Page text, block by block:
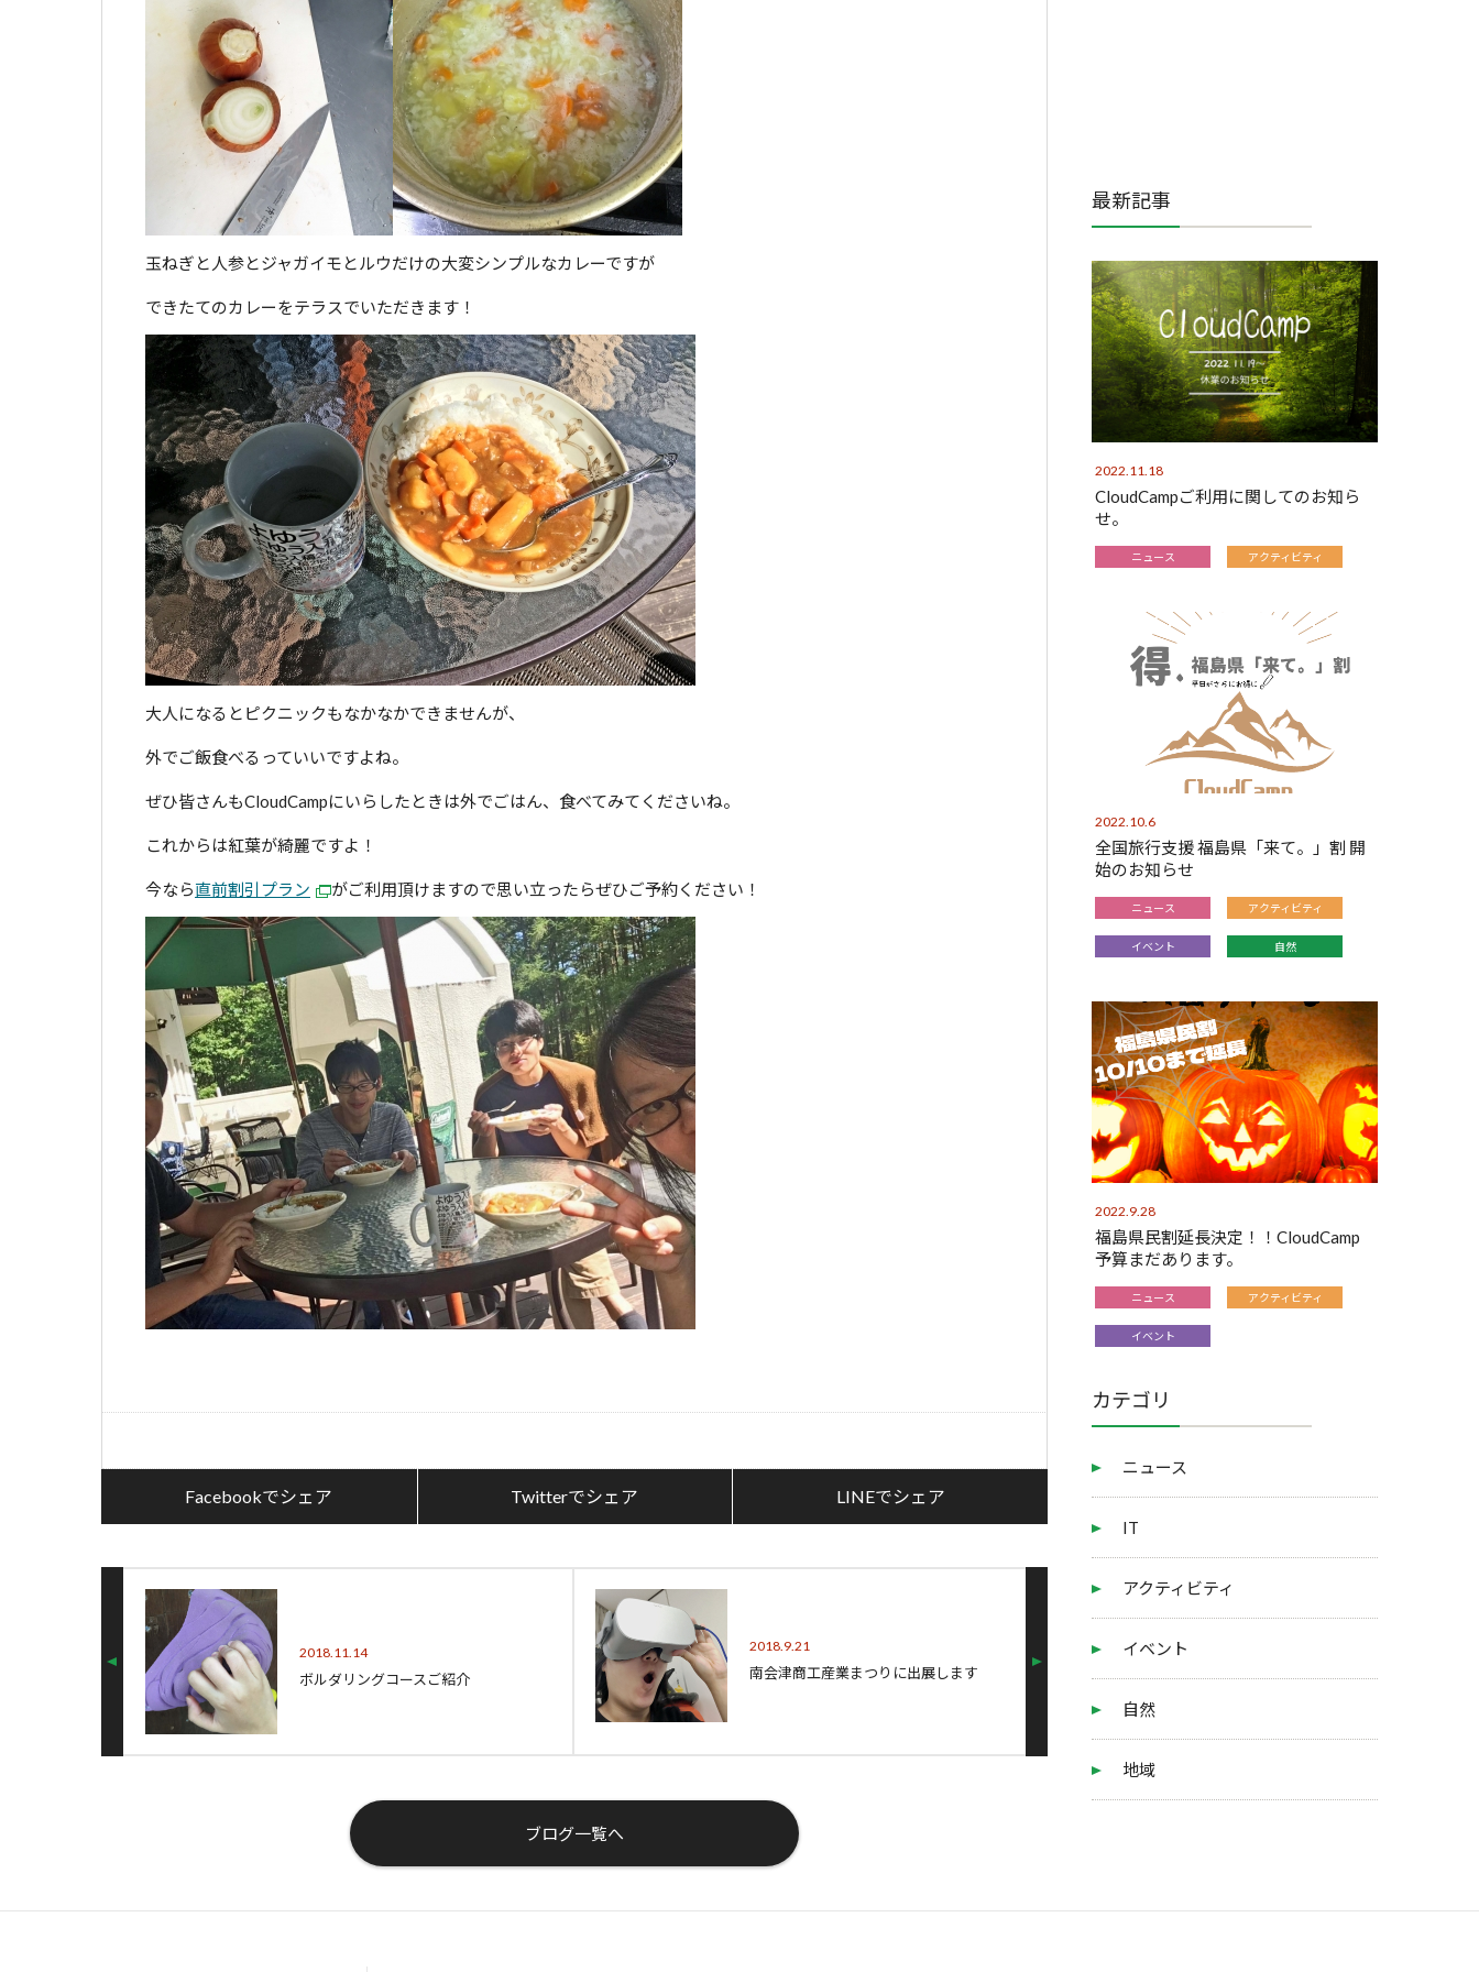
玉ねぎと人参とジャガイモとルウだけの大変シンプルなカレーですが
できたてのカレーをテラスでいただきます！
大人になるとピクニックもなかなかできませんが、
外でご飯食べるっていいですよね。
ぜひ皆さんもCloudCampにいらしたときは外でごはん、食べてみてくださいね。
これからは紅葉が綺麗ですよ！
今なら直前割引プラン がご利用頂けますので思い立ったらぜひご予約ください！
Facebookでシェア Twitterでシェア LINEでシェア
2018.11.14
ボルダリングコースご紹介
2018.9.21
南会津商工産業まつりに出展します
ブログ一覧へ
最新記事
2022.11.18
CloudCampご利用に関してのお知ら
せ。
ニュース アクティビティ
2022.10.6
全国旅行支援 福島県「来て。」割 開
始のお知らせ
ニュース アクティビティ
イベント 自然
2022.9.28
福島県民割延長決定！！CloudCamp
予算まだあります。
ニュース アクティビティ
イベント
カテゴリ
ニュース
IT
アクティビティ
イベント
自然
地域